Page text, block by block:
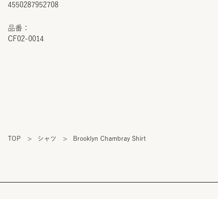
4550287952708
品番：
CF02-0014
TOP > シャツ > Brooklyn Chambray Shirt